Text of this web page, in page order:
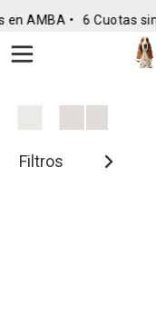
en AMBA • 6 Cuotas
Filtros